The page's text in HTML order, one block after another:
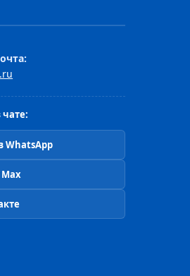
чате:
WhatsApp
Max